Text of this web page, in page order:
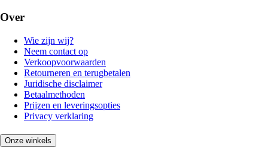
Over
Wie zijn wij?
Neem contact op
Verkoopvoorwaarden
Retourneren en terugbetalen
Juridische disclaimer
Betaalmethoden
Prijzen en leveringsopties
Privacy verklaring
Onze winkels